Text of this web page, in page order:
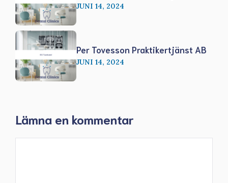
JUNI 14, 2024
Per Tovesson Praktikertjänst AB
JUNI 14, 2024
Lämna en kommentar